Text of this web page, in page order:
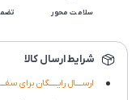
سلامت محور
شرایط ارسال کالا
ارســــال رایـــــگان برای